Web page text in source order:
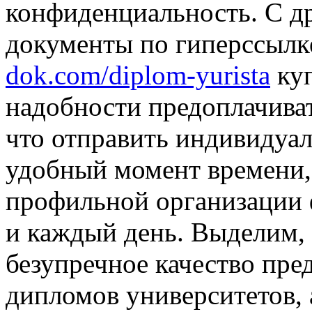
конфиденциальность. С
документы по
dok.com/diplom-yurista
надобности
что отправить
удобный момент времени,
профильной организации
и каждый день. Выделим,
безупречное качество
дипломов